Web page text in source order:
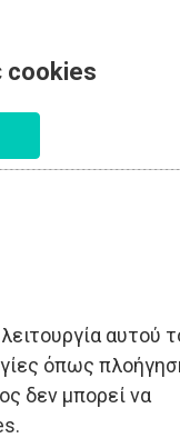
cookies
αυτού
όπως
δεν μπορεί να